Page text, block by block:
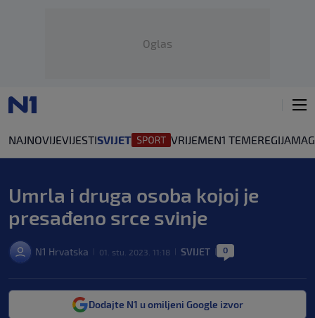
Oglas
NAJNOVIJEVIJESTISVIJET VRIJEMEN1 TEMEREGIJA
Umrla i druga osoba kojoj je
presađeno srce svinje
N1 Hrvatska 01. stu. 2023. 11:18 SVIJET 0
Dodajte N1 u omiljeni Google izvor